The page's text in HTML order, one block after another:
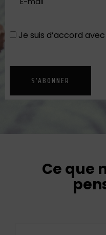
Je suis d’accord
S'ABONNER
Ce que